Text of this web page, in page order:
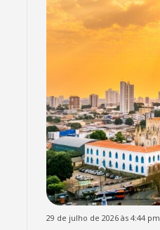
29 de julho de 2026 às 4:44 pm